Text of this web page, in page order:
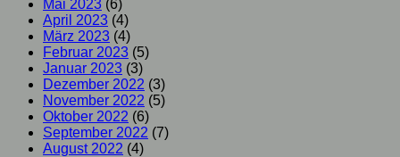
Mai 2023 (6)
April 2023 (4)
März 2023 (4)
Februar 2023 (5)
Januar 2023 (3)
Dezember 2022 (3)
November 2022 (5)
Oktober 2022 (6)
September 2022 (7)
August 2022 (4)